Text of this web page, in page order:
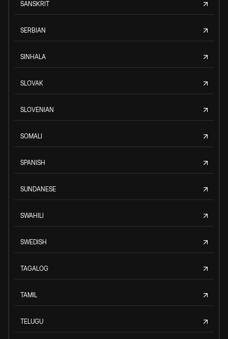
SANSKRIT
SERBIAN
SINHALA
SLOVAK
SLOVENIAN
SOMALI
SPANISH
SUNDANESE
SWAHILI
SWEDISH
TAGALOG
TAMIL
TELUGU